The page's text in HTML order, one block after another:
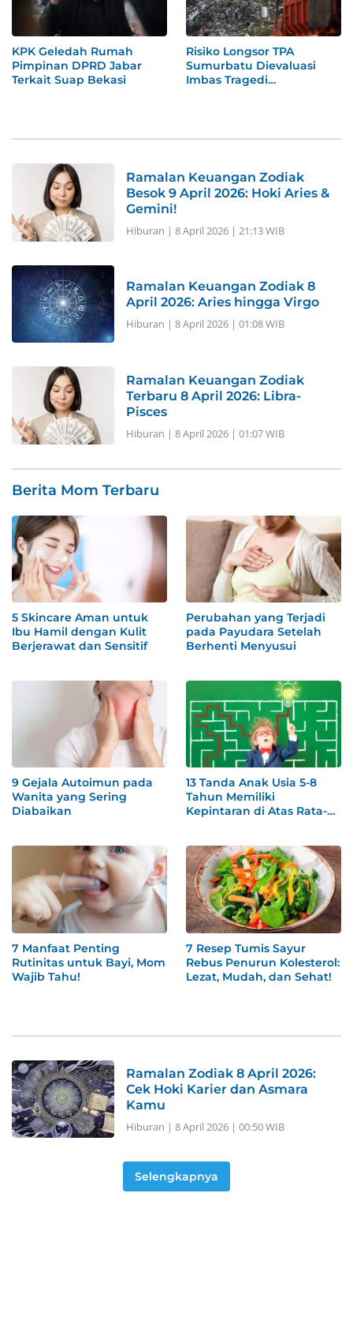
KPK Geledah Rumah
Pimpinan DPRD Jabar
Terkait Suap Bekasi
Risiko Longsor TPA
Sumurbatu Dievaluasi
Imbas Tragedi
Ramalan Keuangan Zodiak
Besok 9 April 2026: Hoki Aries &
Gemini!
Hiburan | 8 April 2026 | 21:13 WIB
Ramalan Keuangan Zodiak 8
April 2026: Aries hingga Virgo
Hiburan | 8 April 2026 | 01:08 WIB
Ramalan Keuangan Zodiak
Terbaru 8 April 2026: Libra-
Pisces
Hiburan | 8 April 2026 | 01:07 WIB
Berita Mom Terbaru
5 Skincare Aman untuk
Ibu Hamil dengan Kulit
Berjerawat dan Sensitif
Perubahan yang Terjadi
pada Payudara Setelah
Berhenti Menyusui
9 Gejala Autoimun pada
Wanita yang Sering
Diabaikan
13 Tanda Anak Usia 5-8
Tahun Memiliki
Kepintaran di Atas Rata-
7 Manfaat Penting
Rutinitas untuk Bayi, Mom
Wajib Tahu!
7 Resep Tumis Sayur
Rebus Penurun Kolesterol:
Lezat, Mudah, dan Sehat!
Ramalan Zodiak 8 April 2026:
Cek Hoki Karier dan Asmara
Kamu
Hiburan | 8 April 2026 | 00:50 WIB
Selengkapnya